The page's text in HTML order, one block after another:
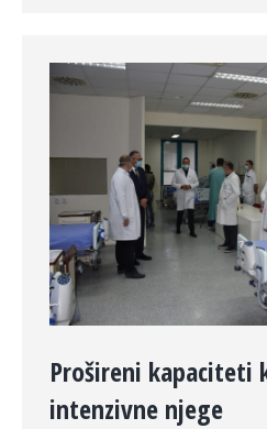
Prošireni kapaciteti
intenzivne njege